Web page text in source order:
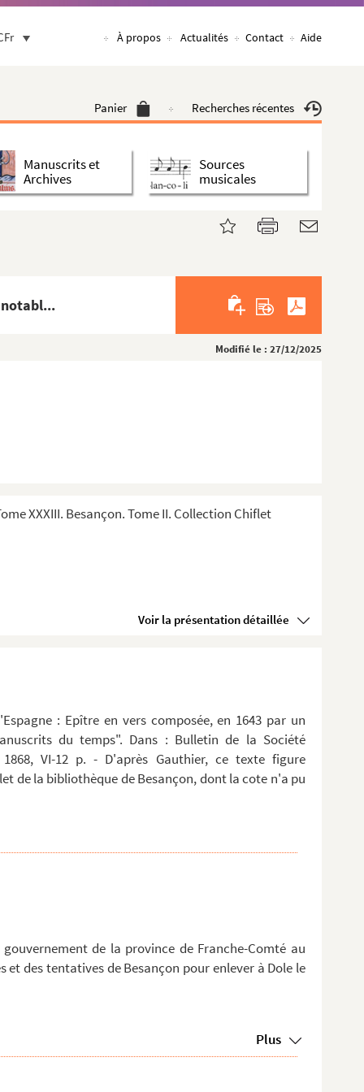
À propos Actualités Contact Aide
Panier Recherches récentes
Manuscrits et
Archives
Sources
musicales
notabl...
Modifié le : 27/12/2025
XXXIII. Besançon. Tome II. Collection Chiflet
Voir la présentation détaillée
: Epître en vers composée, en 1643 par un
du temps". Dans : Bulletin de la Société
VI-12 p. - D'après Gauthier, ce texte figure
de la bibliothèque de Besançon, dont la cote n'a pu
de la province de Franche-Comté au
des tentatives de Besançon pour enlever à Dole le
Plus